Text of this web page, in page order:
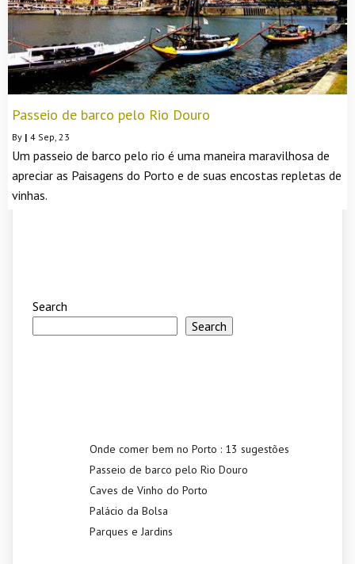
Passeio de barco pelo Rio Douro
By | 4 Sep, 23
Um passeio de barco pelo rio é uma maneira maravilhosa de
apreciar as Paisagens do Porto e de suas encostas repletas de
vinhas.
Search
Search
Onde comer bem no Porto : 13 sugestões
Passeio de barco pelo Rio Douro
Caves de Vinho do Porto
Palácio da Bolsa
Parques e Jardins